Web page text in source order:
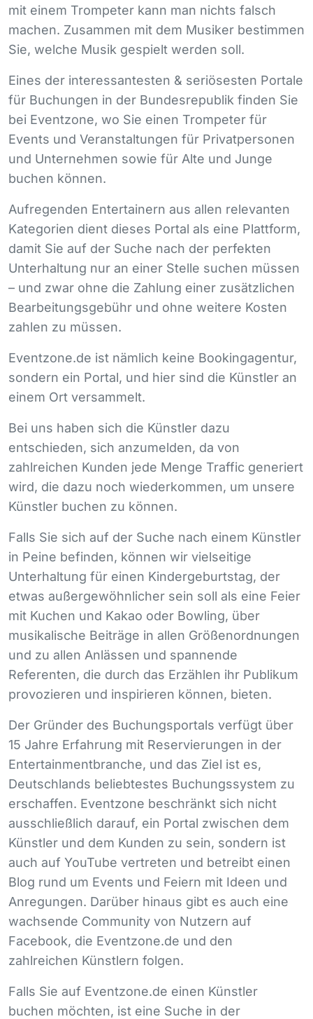
mit einem Trompeter kann man nichts falsch
machen. Zusammen mit dem Musiker bestimmen
Sie, welche Musik gespielt werden soll.
Eines der interessantesten & seriösesten Portale
für Buchungen in der Bundesrepublik finden Sie
bei Eventzone, wo Sie einen Trompeter für
Events und Veranstaltungen für Privatpersonen
und Unternehmen sowie für Alte und Junge
buchen können.
Aufregenden Entertainern aus allen relevanten
Kategorien dient dieses Portal als eine Plattform,
damit Sie auf der Suche nach der perfekten
Unterhaltung nur an einer Stelle suchen müssen
– und zwar ohne die Zahlung einer zusätzlichen
Bearbeitungsgebühr und ohne weitere Kosten
zahlen zu müssen.
Eventzone.de ist nämlich keine Bookingagentur,
sondern ein Portal, und hier sind die Künstler an
einem Ort versammelt.
Bei uns haben sich die Künstler dazu
entschieden, sich anzumelden, da von
zahlreichen Kunden jede Menge Traffic generiert
wird, die dazu noch wiederkommen, um unsere
Künstler buchen zu können.
Falls Sie sich auf der Suche nach einem Künstler
in Peine befinden, können wir vielseitige
Unterhaltung für einen Kindergeburtstag, der
etwas außergewöhnlicher sein soll als eine Feier
mit Kuchen und Kakao oder Bowling, über
musikalische Beiträge in allen Größenordnungen
und zu allen Anlässen und spannende
Referenten, die durch das Erzählen ihr Publikum
provozieren und inspirieren können, bieten.
Der Gründer des Buchungsportals verfügt über
15 Jahre Erfahrung mit Reservierungen in der
Entertainmentbranche, und das Ziel ist es,
Deutschlands beliebtestes Buchungssystem zu
erschaffen. Eventzone beschränkt sich nicht
ausschließlich darauf, ein Portal zwischen dem
Künstler und dem Kunden zu sein, sondern ist
auch auf YouTube vertreten und betreibt einen
Blog rund um Events und Feiern mit Ideen und
Anregungen. Darüber hinaus gibt es auch eine
wachsende Community von Nutzern auf
Facebook, die Eventzone.de und den
zahlreichen Künstlern folgen.
Falls Sie auf Eventzone.de einen Künstler
buchen möchten, ist eine Suche in der